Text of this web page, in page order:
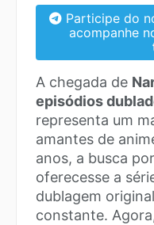
Participe do
acompanhe
A chegada de
episódios
representa um
amantes de
anos, a busca
oferecesse a
dublagem
constante.